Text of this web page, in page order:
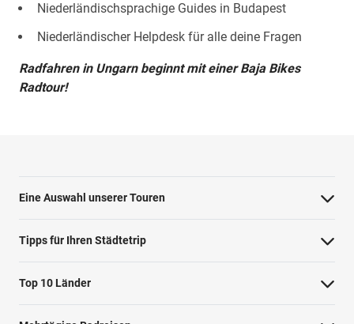
Niederländischsprachige Guides in Budapest
Niederländischer Helpdesk für alle deine Fragen
Radfahren in Ungarn beginnt mit einer Baja Bikes
Radtour!
Eine Auswahl unserer Touren
Barcelona Highlights Tour
Berlin Highlights Tour
Highlights von Paris
Private Tour Tallinn
Tipps für Ihren Städtetrip
Strände bei Athen
Barcelonas Stadtteile
Top 10 Länder
Niederlande